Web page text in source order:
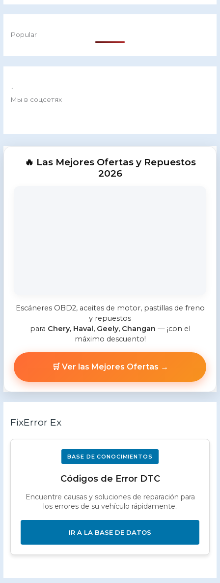
Popular
Мы в соцсетях
🔥 Las Mejores Ofertas y Repuestos
2026
Escáneres OBD2, aceites de motor, pastillas de freno
y repuestos
para Chery, Haval, Geely, Changan — ¡con el
máximo descuento!
🛒 Ver las Mejores Ofertas →
FixError Ex
BASE DE CONOCIMIENTOS
Códigos de Error DTC
Encuentre causas y soluciones de reparación para
los errores de su vehículo rápidamente.
IR A LA BASE DE DATOS